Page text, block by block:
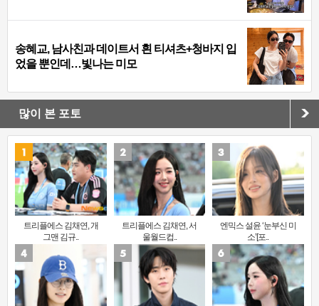
송혜교, 남사친과 데이트서 흰 티셔츠+청바지 입
었을 뿐인데…빛나는 미모
많이 본 포토
트리플에스 김채연, 개
그맨 김규..
트리플에스 김채연, 서
울월드컵..
엔믹스 설윤 ‘눈부신 미
소’[포..